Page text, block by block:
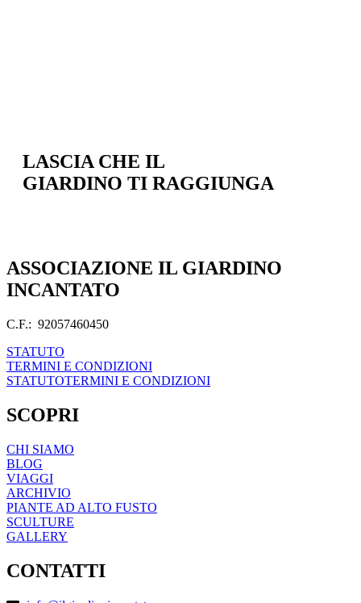
LASCIA CHE IL
GIARDINO TI RAGGIUNGA
ASSOCIAZIONE IL GIARDINO
INCANTATO
C.F.: 92057460450
STATUTO
TERMINI E CONDIZIONI
STATUTOTERMINI E CONDIZIONI
SCOPRI
CHI SIAMO
BLOG
VIAGGI
ARCHIVIO
PIANTE AD ALTO FUSTO
SCULTURE
GALLERY
CONTATTI